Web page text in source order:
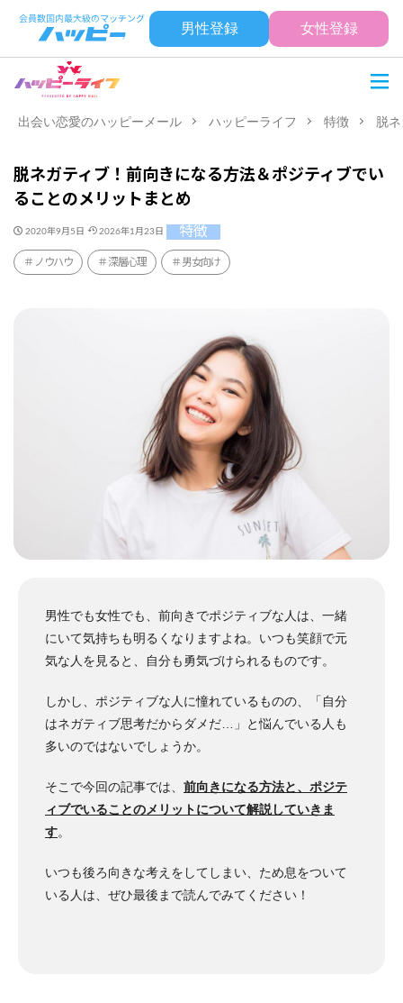
男性登録 女性登録
出会い恋愛のハッピーメール ハッピーライフ 特徴 脱
脱ネガティブ！前向きになる方法＆ポジティブでい
ることのメリットまとめ
2020年9月5日 2026年1月23日 特徴
ノウハウ 深層心理 男女向け
男性でも女性でも、前向きでポジティブな人は、一緒
にいて気持ちも明るくなりますよね。 いつも笑顔で元
気な人を見ると、自分も勇気づけられるものです。
しかし、ポジティブな人に憧れているものの、「自分
はネガティブ思考だからダメだ…」と悩んでいる人も
多いのではないでしょうか。
そこで今回の記事では、 前向きになる方法と、ポジテ
ィブでいることのメリットについて解説していきま
す。
いつも後ろ向きな考えをしてしまい、ため息をついて
いる人は、ぜひ最後まで読んでみてください！